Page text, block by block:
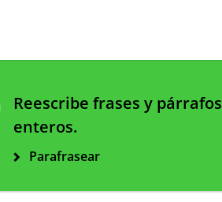
Reescribe frases y párrafos
enteros.
Parafrasear